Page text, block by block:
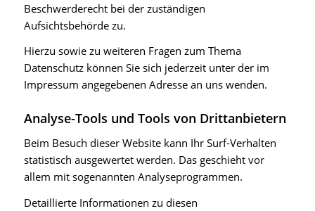
Beschwerderecht bei der zuständigen
Aufsichtsbehörde zu.
Hierzu sowie zu weiteren Fragen zum Thema
Datenschutz können Sie sich jederzeit unter der im
Impressum angegebenen Adresse an uns wenden.
Analyse-Tools und Tools von Dritt­anbietern
Beim Besuch dieser Website kann Ihr Surf-Verhalten
statistisch ausgewertet werden. Das geschieht vor
allem mit sogenannten Analyseprogrammen.
Detaillierte Informationen zu diesen